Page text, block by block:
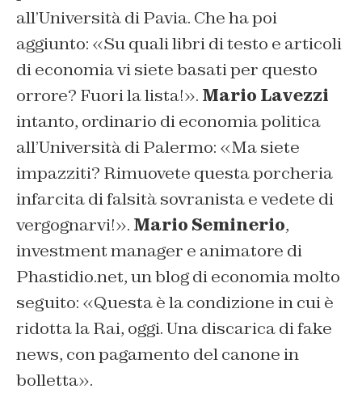
all’Università di Pavia. Che ha poi
aggiunto: «Su quali libri di testo e articoli
di economia vi siete basati per questo
orrore? Fuori la lista!». Mario Lavezzi
intanto, ordinario di economia politica
all’Università di Palermo: «Ma siete
impazziti? Rimuovete questa porcheria
infarcita di falsità sovranista e vedete di
vergognarvi!». Mario Seminerio,
investment manager e animatore di
Phastidio.net, un blog di economia molto
seguito: «Questa è la condizione in cui è
ridotta la Rai, oggi. Una discarica di fake
news, con pagamento del canone in
bolletta».